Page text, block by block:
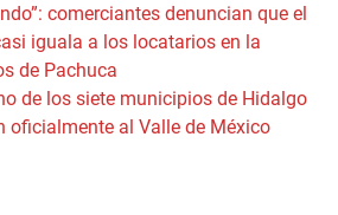
comerciantes denuncian que el
iguala a los locatarios en la
de Pachuca
de los siete municipios de Hidalgo
oficialmente al Valle de México